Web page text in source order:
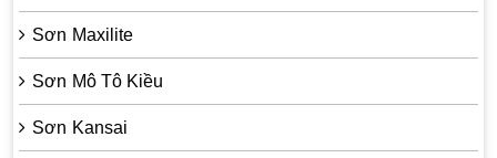
Sơn Maxilite
Sơn Mô Tô Kiều
Sơn Kansai